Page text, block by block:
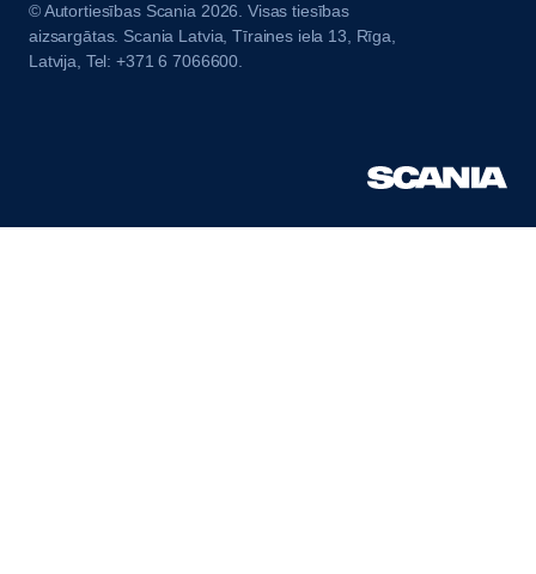
© Autortiesības Scania 2026. Visas tiesības
aizsargātas. Scania Latvia, Tīraines iela 13, Rīga,
Latvija, Tel: +371 6 7066600.